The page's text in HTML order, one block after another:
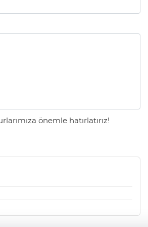
önemle hatırlatırız!